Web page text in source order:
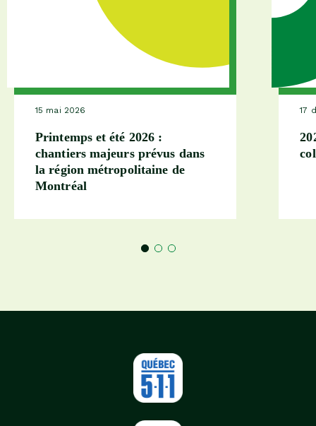
15 mai 2026
Printemps et été 2026 :
chantiers majeurs prévus dans
la région métropolitaine de
Montréal
17